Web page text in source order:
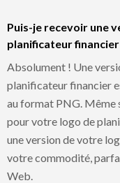
Puis-je recevoir une
planificateur financier
Absolument ! Une
planificateur financier
au format PNG. Même
pour votre logo de
une version de votre
votre commodité,
Web.